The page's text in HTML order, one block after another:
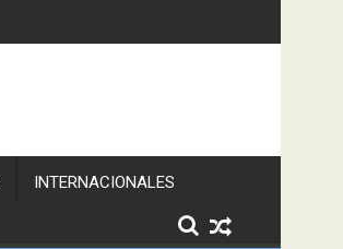
INTERNACIONALES